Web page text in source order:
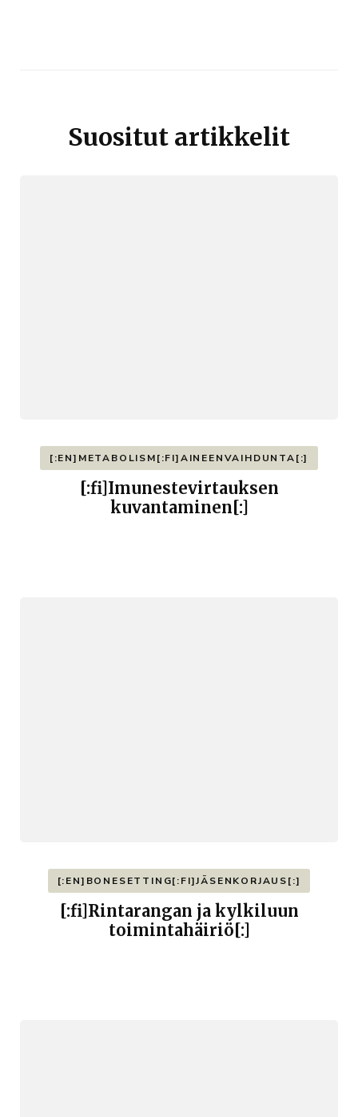
Suositut artikkelit
[:EN]METABOLISM[:FI]AINEENVAIHDUNTA[:]
[:fi]Imunestevirtauksen
kuvantaminen[:]
[:EN]BONESETTING[:FI]JÄSENKORJAUS[:]
[:fi]Rintarangan ja kylkiluun
toimintahäiriö[:]